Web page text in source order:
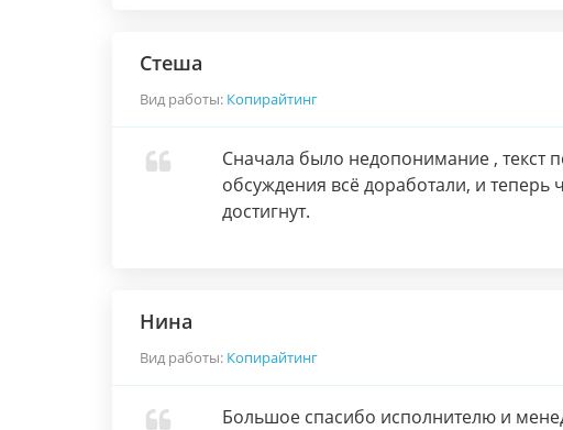
Стеша
Вид работы: Копирайтинг
Сначала было недопонимание , текст
обсуждения всё доработали, и теперь
достигнут.
Нина
Вид работы: Копирайтинг
Большое спасибо исполнителю и